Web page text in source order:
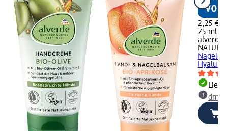
2,25 €
75 ml
alverde
dm